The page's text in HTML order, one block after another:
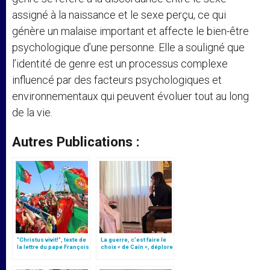
assigné à la naissance et le sexe perçu, ce qui
génère un malaise important et affecte le bien-être
psychologique d’une personne. Elle a souligné que
l’identité de genre est un processus complexe
influencé par des facteurs psychologiques et
environnementaux qui peuvent évoluer tout au long
de la vie.
Autres Publications :
"Christus vivit!", texte de
la lettre du pape François
La guerre, c’est faire le
choix « de Caïn », déplore